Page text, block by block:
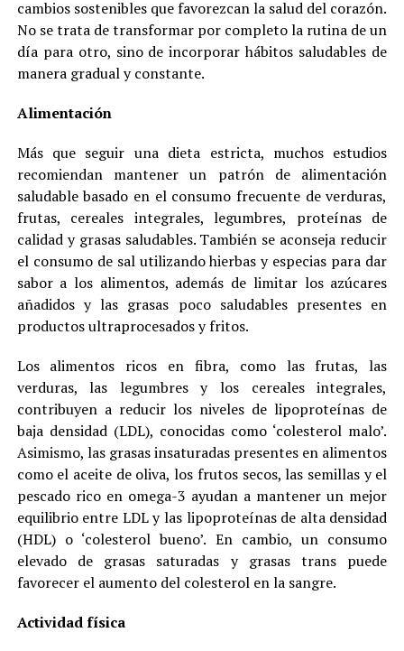
cambios sostenibles que favorezcan la salud del corazón.
No se trata de transformar por completo la rutina de un
día para otro, sino de incorporar hábitos saludables de
manera gradual y constante.
Alimentación
Más que seguir una dieta estricta, muchos estudios
recomiendan mantener un patrón de alimentación
saludable basado en el consumo frecuente de verduras,
frutas, cereales integrales, legumbres, proteínas de
calidad y grasas saludables. También se aconseja reducir
el consumo de sal utilizando hierbas y especias para dar
sabor a los alimentos, además de limitar los azúcares
añadidos y las grasas poco saludables presentes en
productos ultraprocesados y fritos.
Los alimentos ricos en fibra, como las frutas, las
verduras, las legumbres y los cereales integrales,
contribuyen a reducir los niveles de lipoproteínas de
baja densidad (LDL), conocidas como ‘colesterol malo’.
Asimismo, las grasas insaturadas presentes en alimentos
como el aceite de oliva, los frutos secos, las semillas y el
pescado rico en omega-3 ayudan a mantener un mejor
equilibrio entre LDL y las lipoproteínas de alta densidad
(HDL) o ‘colesterol bueno’. En cambio, un consumo
elevado de grasas saturadas y grasas trans puede
favorecer el aumento del colesterol en la sangre.
Actividad física